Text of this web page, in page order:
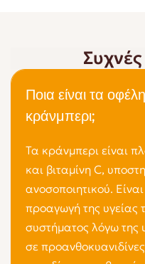
Ποια είναι τα
κράνμπερι;
Τα κράνμπερι είναι
και βιταμίνη C,
ανοσοποιητικού.
προαγωγή της υγείας
συστήματος λόγω της
σε